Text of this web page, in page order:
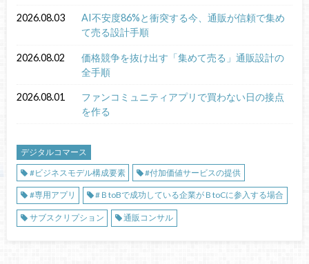
2026.08.03
AI不安度86%と衝突する今、通販が信頼で集め
て売る設計手順
2026.08.02
価格競争を抜け出す「集めて売る」通販設計の
全手順
2026.08.01
ファンコミュニティアプリで買わない日の接点
を作る
デジタルコマース
#ビジネスモデル構成要素
#付加価値サービスの提供
#専用アプリ #ＢtoBで成功している企業がＢtoCに参入する場合
サブスクリプション 通販コンサル